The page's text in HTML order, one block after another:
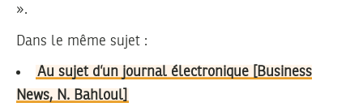
».
Dans le même sujet :
Au sujet d’un journal électronique [Business
News, N. Bahloul]